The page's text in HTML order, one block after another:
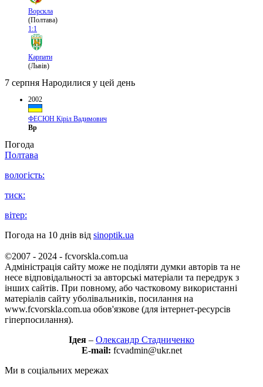
Ворскла
(Полтава)
1:1
Карпати
(Львів)
7 серпня Народилися у цей день
2002
ФЕСЮН Кіріл Вадимович
Вр
Погода
Полтава
вологість:
тиск:
вітер:
Погода на 10 днів від sinoptik.ua
©2007 - 2024 - fcvorskla.com.ua
Адміністрація сайту може не поділяти думки авторів та не
несе відповідальності за авторські матеріали та передрук з
інших сайтів. При повному, або частковому використанні
матеріалів сайту уболівальників, посилання на
www.fcvorskla.com.ua обов'язкове (для інтернет-ресурсів
гіперпосилання).
Ідея – Олександр Стадниченко
E-mail: fcvadmin@ukr.net
Ми в соціальних мережах